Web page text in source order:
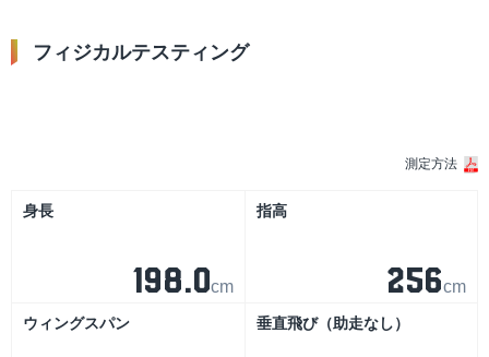
フィジカルテスティング
測定方法
身長
198.0cm
指高
256cm
ウィングスパン 垂直飛び（助走なし）